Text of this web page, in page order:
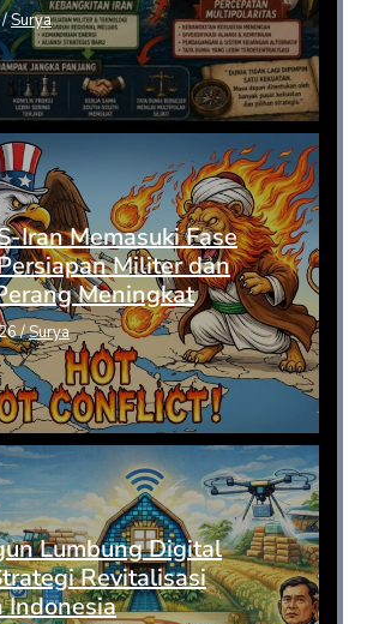
/Surya
Iran Memasuki Fase
Militer dan
Meningkat
/Surya
Lumbung Digital
Revitalisasi
Indonesia